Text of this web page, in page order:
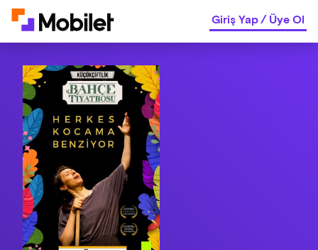
Giriş Yap/Üye Ol